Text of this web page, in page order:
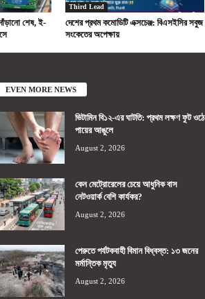
শেষ, ই-
Third Lead
দেশের প্রথম কমোডিটি এক্সচেঞ্জ: বিএসইসির সবুজ
সংকেতের অপেক্ষায়
EVEN MORE NEWS
ভিটামিন বি১২-এর ঘাটতি: প্রথম লক্ষণ ফুট ওঠে
পায়ের আঙুলে
August 2, 2026
কেন মেট্রোরেলের চেয়ে আধুনিক বাস
নেটওয়ার্ক বেশি কার্যকর?
August 2, 2026
পেরুতে পর্যটকবাহী বিমান বিধ্বস্ত: ১৩ জনের
মর্মান্তিক মৃত্যু
August 2, 2026